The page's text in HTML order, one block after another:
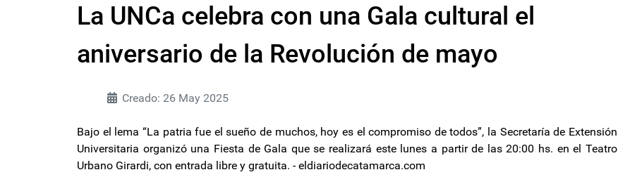
La UNCa celebra con una Gala cultural el
aniversario de la Revolución de mayo
Creado: 26 May 2025
Bajo el lema “La patria fue el sueño de muchos, hoy es el compromiso de todos”, la Secretaría de Extensión
Universitaria organizó una Fiesta de Gala que se realizará este lunes a partir de las 20:00 hs. en el Teatro
Urbano Girardi, con entrada libre y gratuita. - eldiariodecatamarca.com